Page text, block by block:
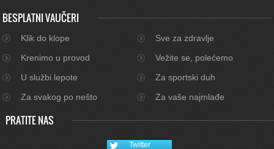
BESPLATNI VAUČERI
Klik do klope
Sve za zdravlje
Krenimo u provod
Vežite se, polećemo
U službi lepote
Za sportski duh
Za svakog po nešto
Za vaše najmlađe
PRATITE NAS
Twitter